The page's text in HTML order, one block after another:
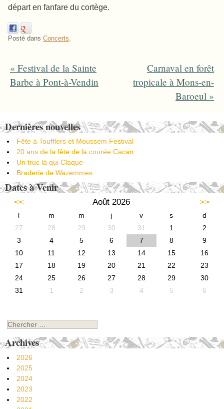
départ en fanfare du cortège.
Posté dans Concerts
Post navigation
« Festival de la Sainte
Barbe à Pont-à-Vendin
Carnaval en forêt
tropicale à Mons-en-
Baroeul »
Dernières nouvelles
Fête à Toufflers et Moussem Festival
20 ans de la fête de la courée Cacan
Un truc là qui Claque
Braderie de Wazemmes
Dates à Venir
<< Août 2026 >>
l m m j v s
d
27
28 29 30 31 1
2
3
4 5 6 7 8
9
10
11 12 13 14 15
16
17
18 19 20 21 22
23
24
25 26 27 28 29
30
31
1 2 3 4 5 6
Chercher
Archives
2026
2025
2024
2023
2022